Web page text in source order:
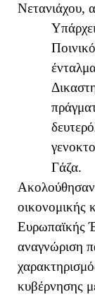
Νετανιάχου,
Γάζα.
Ακολούθησαν
οικονομικής
Ευρωπαϊκής
αναγνώριση
κυβέρνησης